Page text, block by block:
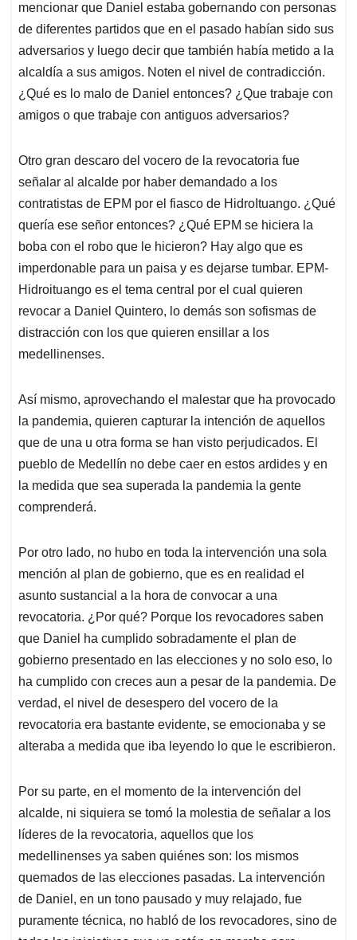
mencionar que Daniel estaba gobernando con personas
de diferentes partidos que en el pasado habían sido sus
adversarios y luego decir que también había metido a la
alcaldía a sus amigos. Noten el nivel de contradicción.
¿Qué es lo malo de Daniel entonces? ¿Que trabaje con
amigos o que trabaje con antiguos adversarios?
Otro gran descaro del vocero de la revocatoria fue
señalar al alcalde por haber demandado a los
contratistas de EPM por el fiasco de HidroItuango. ¿Qué
quería ese señor entonces? ¿Qué EPM se hiciera la
boba con el robo que le hicieron? Hay algo que es
imperdonable para un paisa y es dejarse tumbar. EPM-
Hidroituango es el tema central por el cual quieren
revocar a Daniel Quintero, lo demás son sofismas de
distracción con los que quieren ensillar a los
medellinenses.
Así mismo, aprovechando el malestar que ha provocado
la pandemia, quieren capturar la intención de aquellos
que de una u otra forma se han visto perjudicados. El
pueblo de Medellín no debe caer en estos ardides y en
la medida que sea superada la pandemia la gente
comprenderá.
Por otro lado, no hubo en toda la intervención una sola
mención al plan de gobierno, que es en realidad el
asunto sustancial a la hora de convocar a una
revocatoria. ¿Por qué? Porque los revocadores saben
que Daniel ha cumplido sobradamente el plan de
gobierno presentado en las elecciones y no solo eso, lo
ha cumplido con creces aun a pesar de la pandemia. De
verdad, el nivel de desespero del vocero de la
revocatoria era bastante evidente, se emocionaba y se
alteraba a medida que iba leyendo lo que le escribieron.
Por su parte, en el momento de la intervención del
alcalde, ni siquiera se tomó la molestia de señalar a los
líderes de la revocatoria, aquellos que los
medellinenses ya saben quiénes son: los mismos
quemados de las elecciones pasadas. La intervención
de Daniel, en un tono pausado y muy relajado, fue
puramente técnica, no habló de los revocadores, sino de